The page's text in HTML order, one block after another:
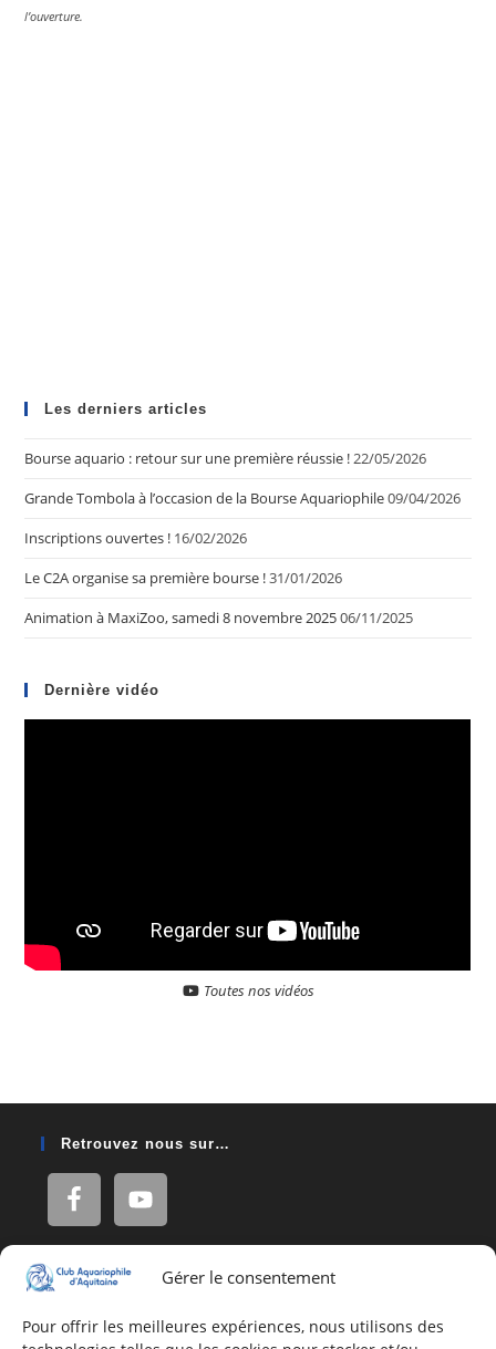
Gérer le consentement
Pour offrir les meilleures expériences, nous utilisons des
l’ouverture.
Les derniers articles
Bourse aquario : retour sur une première réussie !22/05/2026
Grande Tombola à l’occasion de la Bourse Aquariophile09/04/2026
Inscriptions ouvertes ! 16/02/2026
Le C2A organise sa première bourse !31/01/2026
Animation à MaxiZoo, samedi 8 novembre 202506/11/2025
Dernière vidéo
Toutes nos vidéos
Retrouvez nous sur…
Adresse
16, Rue Léon Blum